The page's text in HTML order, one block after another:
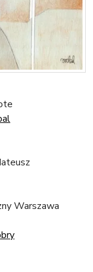
Warszawa